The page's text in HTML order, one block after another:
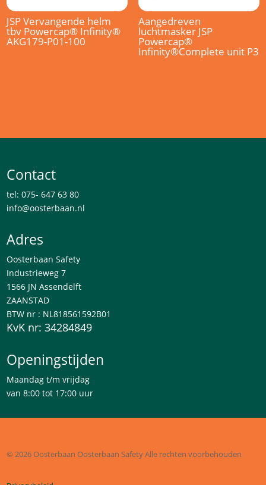
JSP Vervangende helm
tbv Powercap® Infinity®
AKG179-P01-100
Aangedreven
luchtmasker JSP
Powercap®
Infinity®Complete unit P3
Contact
tel: 075- 647 63 80
info@oosterbaan.nl
Adres
Oosterbaan Safety
Industrieweg 7
1566 JN Assendelft
ZAANSTAD
BTW nr : NL818561592B01
KvK nr: 34284849
Openingstijden
Maandag t/m vrijdag
van 8:00 tot 17:00 uur
© 2026 OosterbaanOosterbaan SafetyAlle rechten voorbehouden